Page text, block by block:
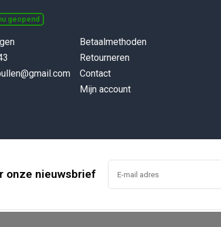
geopend
Betaalmethoden
Retourneren
Contact
Mijn account
onze nieuwsbrief